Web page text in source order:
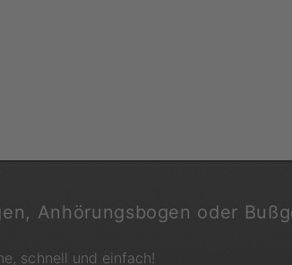
Anhörungsbogen oder
schnell und einfach!